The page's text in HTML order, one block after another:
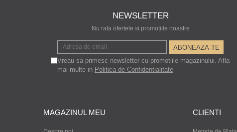
NEWSLETTER
Nu rata ofertele si promotiile noastre
Vreau sa primesc newsletter cu promotiile magazinului. Afla
mai multe in Politica de Confidentialitate
MAGAZINUL MEU CLIENTI